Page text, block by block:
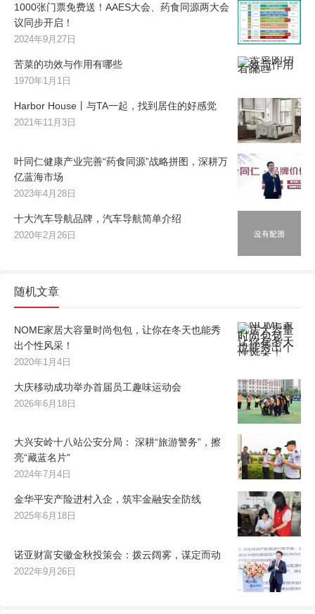
1000张门票免费送！AAES大会、药食同源两大会
议同步开启！
2024年9月27日
苦菜的功效与作用有哪些
1970年1月1日
Harbor House丨与TA一起，找到居住的好感觉
2021年11月3日
叶同仁健康产业完善“药食同源”战略拼图，深耕万
亿蓝海市场
2023年4月28日
十大汽车导航品牌，汽车导航简单介绍
2020年2月26日
随机文章
NOME家居大容量时尚包包，让你在冬天也能秀
出个性风采！
2020年1月4日
大庆移动成功举办首届员工趣味运动会
2026年6月18日
大兴安岭十八站公安分局： 深耕“旅游警务”，擦
亮“藏蓝名片”
2024年7月4日
金华平安产险进村入企，筑牢金融安全防线
2025年6月18日
诺亚财富安徽金秋投策会：拨云阔雾，谋定而动
2022年9月26日